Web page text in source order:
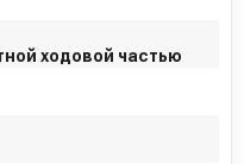
ходовой частью